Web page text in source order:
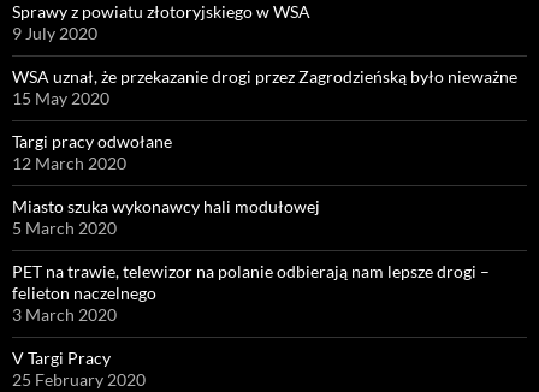
Sprawy z powiatu złotoryjskiego w WSA
9 July 2020
WSA uznał, że przekazanie drogi przez Zagrodzieńską było nieważne
15 May 2020
Targi pracy odwołane
12 March 2020
Miasto szuka wykonawcy hali modułowej
5 March 2020
PET na trawie, telewizor na polanie odbierają nam lepsze drogi –
felieton naczelnego
3 March 2020
V Targi Pracy
25 February 2020